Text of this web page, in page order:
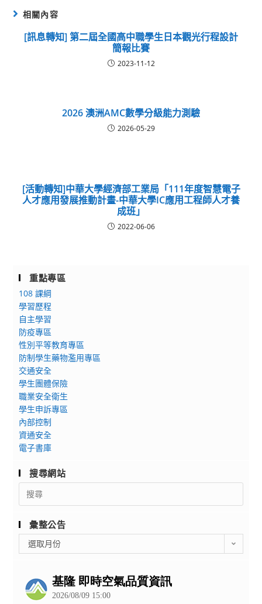
相關內容
[訊息轉知] 第二屆全國高中職學生日本觀光行程設計
簡報比賽
2023-11-12
2026 澳洲AMC數學分級能力測驗
2026-05-29
[活動轉知]中華大學經濟部工業局「111年度智慧電子
人才應用發展推動計畫-中華大學IC應用工程師人才養
成班」
2022-06-06
重點專區
108 課綱
學習歷程
自主學習
防疫專區
性別平等教育專區
防制學生藥物濫用專區
交通安全
學生團體保險
職業安全衛生
學生申訴專區
內部控制
資通安全
電子書庫
搜尋網站
Search
for:
彙整公告
整
選取月份